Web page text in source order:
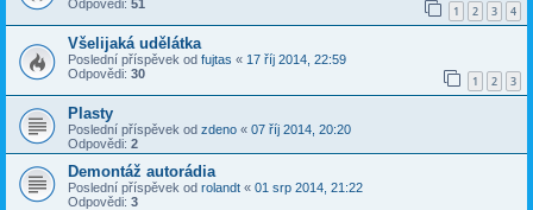
Odpovědi: 51 1 2 3 4
Všelijaká udělátka
Poslední příspěvek od fujtas « 17 říj 2014, 22:59
Odpovědi: 30 1 2 3
Plasty
Poslední příspěvek od zdeno « 07 říj 2014, 20:20
Odpovědi: 2
Demontáž autorádia
Poslední příspěvek od rolandt « 01 srp 2014, 21:22
Odpovědi: 3